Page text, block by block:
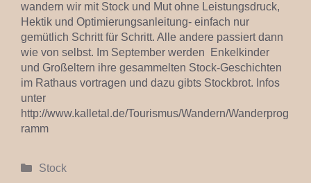
wandern wir mit Stock und Mut ohne Leistungsdruck,
Hektik und Optimierungsanleitung- einfach nur
gemütlich Schritt für Schritt. Alle andere passiert dann
wie von selbst. Im September werden Enkelkinder
und Großeltern ihre gesammelten Stock-Geschichten
im Rathaus vortragen und dazu gibts Stockbrot. Infos
unter
http://www.kalletal.de/Tourismus/Wandern/Wanderprog
ramm
Kategorien
Stock